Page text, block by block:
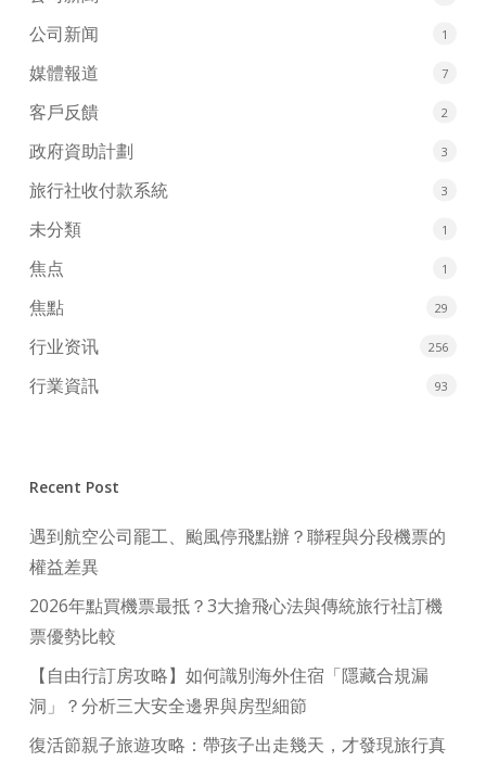
公司新闻 1
媒體報道 7
客戶反饋 2
政府資助計劃 3
旅行社收付款系統 3
未分類 1
焦点 1
焦點 29
行业资讯 256
行業資訊 93
Recent Post
遇到航空公司罷工、颱風停飛點辦？聯程與分段機票的
權益差異
2026年點買機票最抵？3大搶飛心法與傳統旅行社訂機
票優勢比較
【自由行訂房攻略】如何識別海外住宿「隱藏合規漏
洞」？分析三大安全邊界與房型細節
復活節親子旅遊攻略：帶孩子出走幾天，才發現旅行真